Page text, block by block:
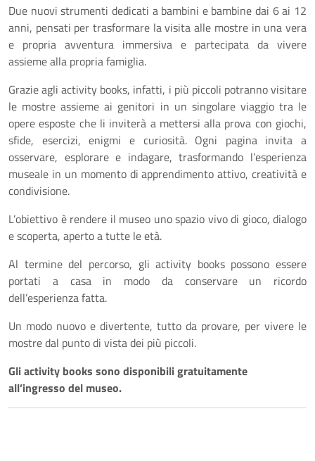
Due nuovi strumenti dedicati a bambini e bambine dai 6 ai 12
anni, pensati per trasformare la visita alle mostre in una vera
e propria avventura immersiva e partecipata da vivere
assieme alla propria famiglia.
Grazie agli activity books, infatti, i più piccoli potranno visitare
le mostre assieme ai genitori in un singolare viaggio tra le
opere esposte che li inviterà a mettersi alla prova con giochi,
sfide, esercizi, enigmi e curiosità. Ogni pagina invita a
osservare, esplorare e indagare, trasformando l’esperienza
museale in un momento di apprendimento attivo, creatività e
condivisione.
L’obiettivo è rendere il museo uno spazio vivo di gioco, dialogo
e scoperta, aperto a tutte le età.
Al termine del percorso, gli activity books possono essere
portati a casa in modo da conservare un ricordo
dell’esperienza fatta.
Un modo nuovo e divertente, tutto da provare, per vivere le
mostre dal punto di vista dei più piccoli.
Gli activity books sono disponibili gratuitamente
all’ingresso del museo.